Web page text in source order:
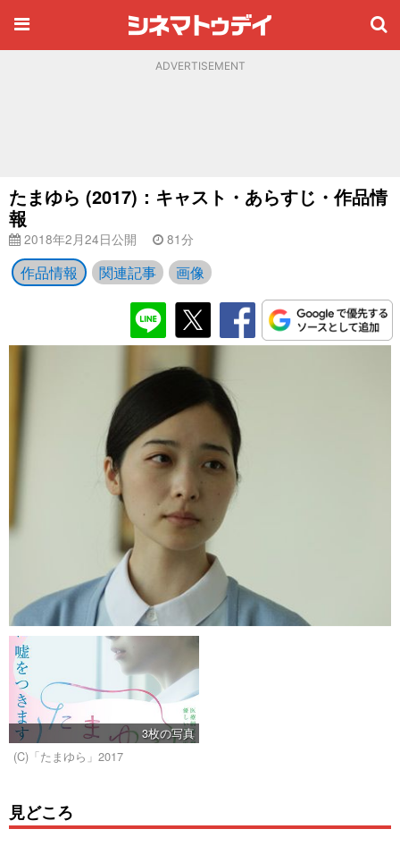
ADVERTISEMENT
たまゆら (2017)：キャスト・あらすじ・作品情
報
2018年2月24日公開 81分
作品情報 関連記事 画像
3枚の写真
(C)「たまゆら」2017
見どころ